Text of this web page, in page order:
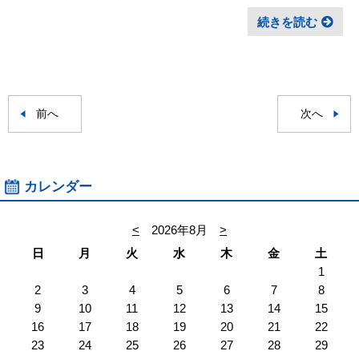
続きを読む
前へ 次へ
カレンダー
< 2026年8月
>
日
月 火 水 木 金
土
1
2
3 4 5 6 7
8
9
10 11 12 13 14
15
16
17 18 19 20 21
22
23
24 25 26 27 28
29